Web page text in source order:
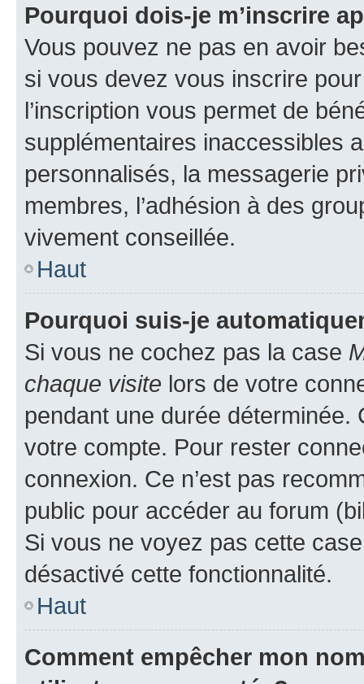
Pourquoi dois-je m’inscrire
Vous pouvez ne pas en avoir
si vous devez vous inscrire
l’inscription vous permet de
supplémentaires inaccessibles
personnalisés, la messagerie
membres, l’adhésion à des
vivement conseillée.
Haut
Pourquoi suis-je
Si vous ne cochez pas la case
chaque visite lors de votre
pendant une durée déterminée.
votre compte. Pour rester
connexion. Ce n’est pas
public pour accéder au forum
Si vous ne voyez pas cette
désactivé cette fonctionnalité.
Haut
Comment empêcher mon